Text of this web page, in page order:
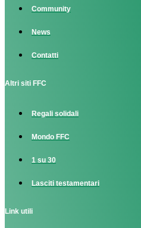
Community
News
Contatti
Altri siti FFC
Regali solidali
Mondo FFC
1 su 30
Lasciti testamentari
Link utili